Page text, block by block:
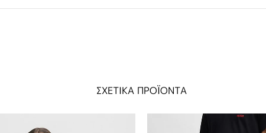
ΣΧΕΤΙΚΑ ΠΡΟΪΟΝΤΑ